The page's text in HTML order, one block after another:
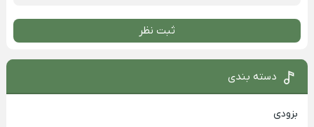
ثبت نظر
دسته بندی
بزودی